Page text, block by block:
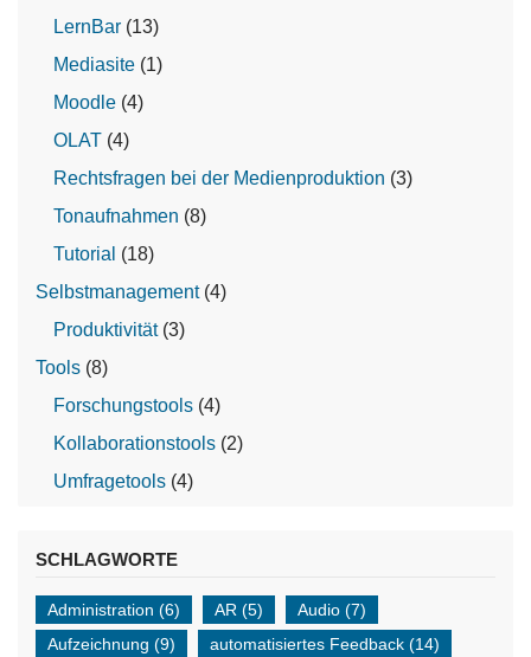
LernBar (13)
Mediasite (1)
Moodle (4)
OLAT (4)
Rechtsfragen bei der Medienproduktion (3)
Tonaufnahmen (8)
Tutorial (18)
Selbstmanagement(4)
Produktivität(3)
Tools (8)
Forschungstools (4)
Kollaborationstools (2)
Umfragetools (4)
SCHLAGWORTE
Administration (6) AR (5) Audio (7)
Aufzeichnung (9) automatisiertes Feedback (14)